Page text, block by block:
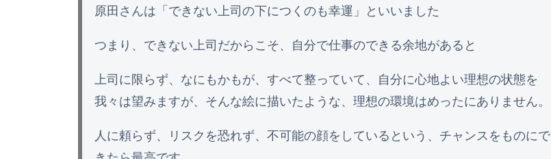
原田さんは「できない上司の下につくのも幸運」といいました
つまり、できない上司だからこそ、自分で仕事のできる余地があると
上司に限らず、なにもかもが、すべて整っていて、自分に心地よい理想の状態を
我々は望みますが、そんな絵に描いたような、理想の環境はめったにありません。
人に頼らず、リスクを恐れず、不可能の顔をしているという、チャンスをものにで